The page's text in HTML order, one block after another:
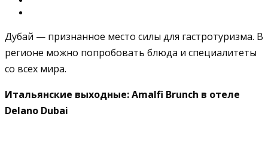
Дубай — признанное место силы для гастротуризма. В
регионе можно попробовать блюда и специалитеты
со всех мира.
Итальянские выходные: Amalfi Brunch в отеле
Delano Dubai